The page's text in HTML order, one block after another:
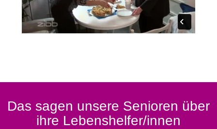
Das sagen unsere Senioren über
ihre Lebenshelfer/innen